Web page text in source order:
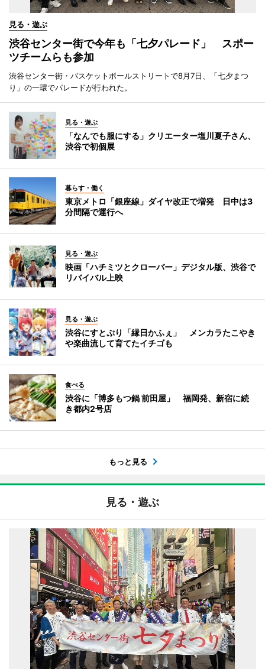
見る・遊ぶ
渋谷センター街で今年も「七夕パレード」 スポー
ツチームらも参加
渋谷センター街・バスケットボールストリートで8月7日、「七夕まつ
り」の一環でパレードが行われた。
見る・遊ぶ
「なんでも服にする」クリエーター塩川夏子さん、
渋谷で初個展
暮らす・働く
東京メトロ「銀座線」ダイヤ改正で増発 日中は3
分間隔で運行へ
見る・遊ぶ
映画「ハチミツとクローバー」デジタル版、渋谷で
リバイバル上映
見る・遊ぶ
渋谷にすとぷり「縁日かふぇ」 メンカラたこやき
や楽曲流して育てたイチゴも
食べる
渋谷に「博多もつ鍋 前田屋」 福岡発、新宿に続
き都内2号店
もっと見る
見る・遊ぶ